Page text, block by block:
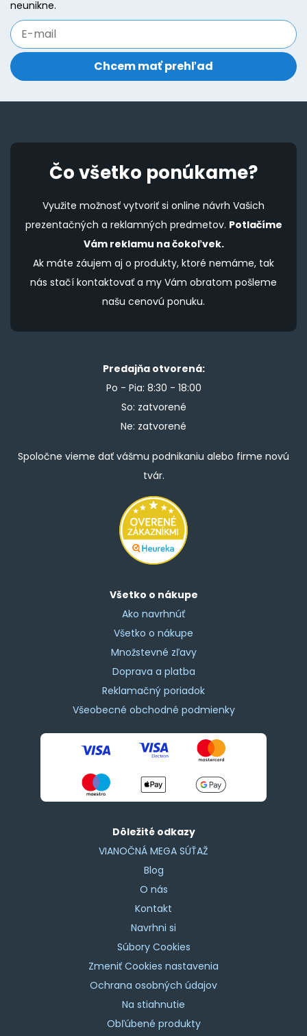
neunikne.
Čo všetko ponúkame?
Využite možnosť vytvoriť si online návrh Vašich
prezentačných a reklamných predmetov. Potlačíme
Vám reklamu na čokoľvek.
Ak máte záujem aj o produkty, ktoré nemáme, tak
nás stačí kontaktovať a my Vám obratom pošleme
našu cenovú ponuku.
Predajňa otvorená:
Po - Pia: 8:30 - 18:00
So: zatvorené
Ne: zatvorené
Spoločne vieme dať vášmu podnikaniu alebo firme novú
tvár.
Všetko o nákupe
Ako navrhnúť
Všetko o nákupe
Množstevné zľavy
Doprava a platba
Reklamačný poriadok
Všeobecné obchodné podmienky
Dôležité odkazy
VIANOČNÁ MEGA SÚŤAŽ
Blog
O nás
Kontakt
Navrhni si
Súbory Cookies
Zmeniť Cookies nastavenia
Ochrana osobných údajov
Na stiahnutie
Obľúbené produkty